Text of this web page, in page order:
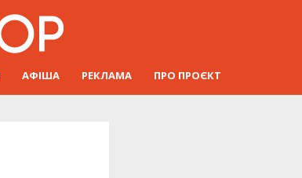
АФІША РЕКЛАМА ПРО ПРОЄКТ